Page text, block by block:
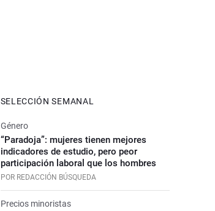
SELECCIÓN SEMANAL
Género
“Paradoja”: mujeres tienen mejores
indicadores de estudio, pero peor
participación laboral que los hombres
POR REDACCIÓN BÚSQUEDA
Precios minoristas